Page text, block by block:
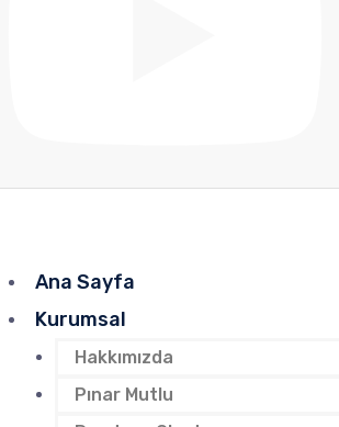
Ana Sayfa
Kurumsal
Hakkımızda
Pınar Mutlu